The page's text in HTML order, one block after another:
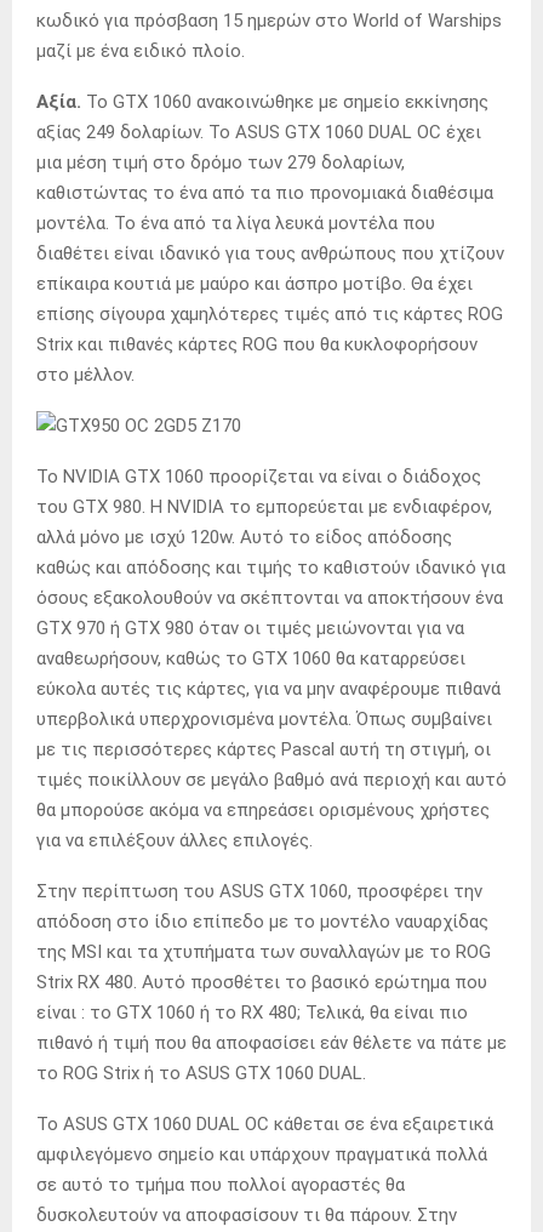
κωδικό για πρόσβαση 15 ημερών στο World of Warships
μαζί με ένα ειδικό πλοίο.
Αξία. Το GTX 1060 ανακοινώθηκε με σημείο εκκίνησης
αξίας 249 δολαρίων. Το ASUS GTX 1060 DUAL OC έχει
μια μέση τιμή στο δρόμο των 279 δολαρίων,
καθιστώντας το ένα από τα πιο προνομιακά διαθέσιμα
μοντέλα. Το ένα από τα λίγα λευκά μοντέλα που
διαθέτει είναι ιδανικό για τους ανθρώπους που χτίζουν
επίκαιρα κουτιά με μαύρο και άσπρο μοτίβο. Θα έχει
επίσης σίγουρα χαμηλότερες τιμές από τις κάρτες ROG
Strix και πιθανές κάρτες ROG που θα κυκλοφορήσουν
στο μέλλον.
Το NVIDIA GTX 1060 προορίζεται να είναι ο διάδοχος
του GTX 980. Η NVIDIA το εμπορεύεται με ενδιαφέρον,
αλλά μόνο με ισχύ 120w. Αυτό το είδος απόδοσης
καθώς και απόδοσης και τιμής το καθιστούν ιδανικό για
όσους εξακολουθούν να σκέπτονται να αποκτήσουν ένα
GTX 970 ή GTX 980 όταν οι τιμές μειώνονται για να
αναθεωρήσουν, καθώς το GTX 1060 θα καταρρεύσει
εύκολα αυτές τις κάρτες, για να μην αναφέρουμε πιθανά
υπερβολικά υπερχρονισμένα μοντέλα. Όπως συμβαίνει
με τις περισσότερες κάρτες Pascal αυτή τη στιγμή, οι
τιμές ποικίλλουν σε μεγάλο βαθμό ανά περιοχή και αυτό
θα μπορούσε ακόμα να επηρεάσει ορισμένους χρήστες
για να επιλέξουν άλλες επιλογές.
Στην περίπτωση του ASUS GTX 1060, προσφέρει την
απόδοση στο ίδιο επίπεδο με το μοντέλο ναυαρχίδας
της MSI και τα χτυπήματα των συναλλαγών με το ROG
Strix RX 480. Αυτό προσθέτει το βασικό ερώτημα που
είναι : το GTX 1060 ή το RX 480; Τελικά, θα είναι πιο
πιθανό ή τιμή που θα αποφασίσει εάν θέλετε να πάτε με
το ROG Strix ή το ASUS GTX 1060 DUAL.
Το ASUS GTX 1060 DUAL OC κάθεται σε ένα εξαιρετικά
αμφιλεγόμενο σημείο και υπάρχουν πραγματικά πολλά
σε αυτό το τμήμα που πολλοί αγοραστές θα
δυσκολευτούν να αποφασίσουν τι θα πάρουν. Στην